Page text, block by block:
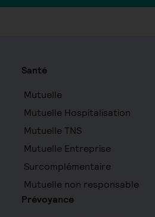
Santé
Mutuelle
Mutuelle Hospitalisation
Mutuelle TNS
Mutuelle Entreprise
Surcomplémentaire
Mutuelle non responsable
Prévoyance